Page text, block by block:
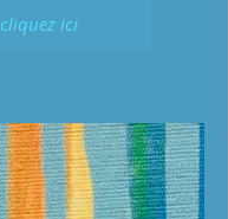
cliquez ici